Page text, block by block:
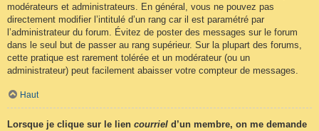
modérateurs et administrateurs. En général, vous ne pouvez pas
directement modifier l’intitulé d’un rang car il est paramétré par
l’administrateur du forum. Évitez de poster des messages sur le forum
dans le seul but de passer au rang supérieur. Sur la plupart des forums,
cette pratique est rarement tolérée et un modérateur (ou un
administrateur) peut facilement abaisser votre compteur de messages.
Haut
Lorsque je clique sur le lien courriel d’un membre, on me demande